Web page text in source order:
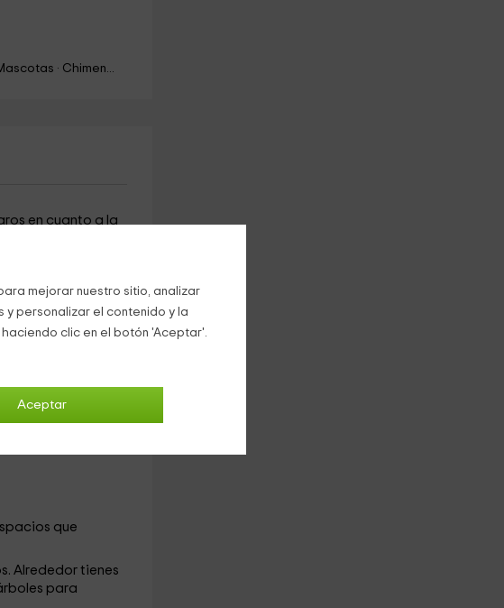
mejorar nuestro sitio, analizar
personalizar el contenido y la
clic en el botón 'Aceptar'.
Aceptar
Piscina · Barbacoa · Mascotas · Chimenea
en cuanto a la
que se
sol.
planta baja. Hay
función de la
que
Alrededor tienes
para